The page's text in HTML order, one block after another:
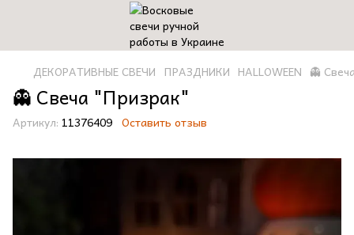
ДЕКОРАТИВНЫЕ СВЕЧИ ПРАЗДНИКИ HALLOWEEN 👻
👻 Свеча "Призрак"
Артикул: 11376409 Оставить отзыв